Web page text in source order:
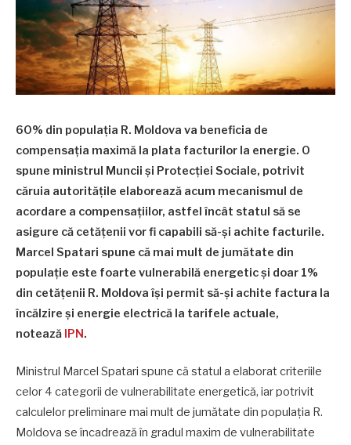
60% din populația R. Moldova va beneficia de
compensația maximă la plata facturilor la energie. O
spune ministrul Muncii și Protecției Sociale, potrivit
căruia autoritățile elaborează acum mecanismul de
acordare a compensațiilor, astfel încât statul să se
asigure că cetățenii vor fi capabili să-și achite facturile.
Marcel Spatari spune că mai mult de jumătate din
populație este foarte vulnerabilă energetic și doar 1%
din cetățenii R. Moldova își permit să-și achite factura la
încălzire și energie electrică la tarifele actuale,
notează IPN.
Ministrul Marcel Spatari spune că statul a elaborat criteriile
celor 4 categorii de vulnerabilitate energetică, iar potrivit
calculelor preliminare mai mult de jumătate din populația R.
Moldova se încadrează în gradul maxim de vulnerabilitate